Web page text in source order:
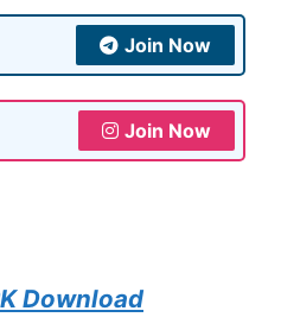
Join Now
Join Now
Download